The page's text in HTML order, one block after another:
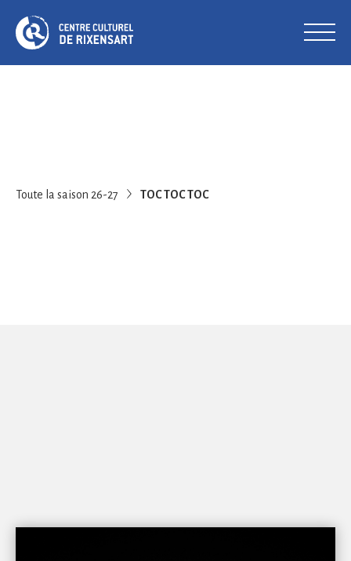
Toute la saison 26-27 TOC TOC TOC